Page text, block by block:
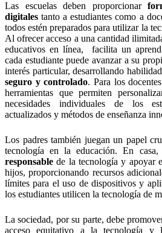
Las escuelas deben proporcionar
digitales tanto a estudiantes como a
todos estén preparados para utilizar la
Al ofrecer acceso a una cantidad
educativos en línea, facilita un
cada estudiante puede avanzar a su
interés particular, desarrollando
seguro y controlado. Para los
herramientas que permiten
necesidades individuales de los
actualizados y métodos de enseñanza
Los padres también juegan un papel
tecnología en la educación. En casa,
responsable de la tecnología y apoyar
hijos, proporcionando recursos
límites para el uso de dispositivos y
los estudiantes utilicen la tecnología de
La sociedad, por su parte, debe
acceso equitativo a la tecnología y